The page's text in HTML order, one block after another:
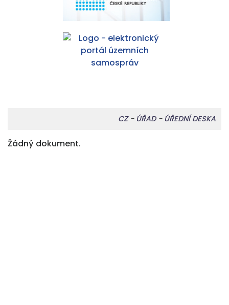
CZ- ÚŘAD- ÚŘEDNÍ DESKA
Žádný dokument.